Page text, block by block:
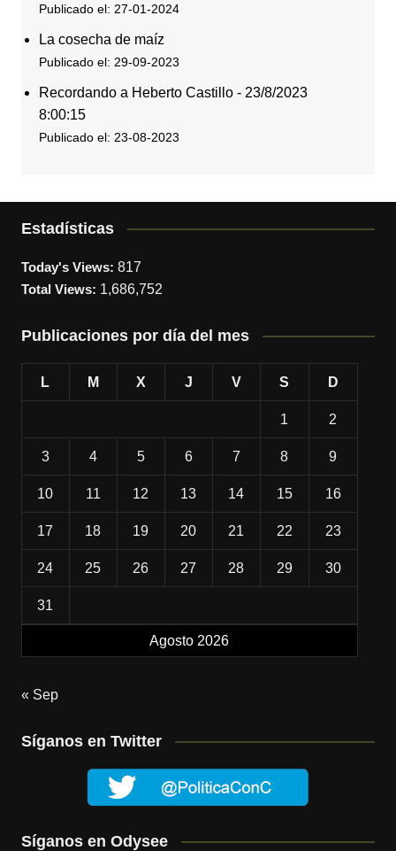
Publicado el: 27-01-2024
La cosecha de maíz
Publicado el: 29-09-2023
Recordando a Heberto Castillo - 23/8/2023
8:00:15
Publicado el: 23-08-2023
Estadísticas
Today's Views: 817
Total Views: 1,686,752
Publicaciones por día del mes
Agosto 2026
L M X J V S D
1 2
3 4 5 6 7 8 9
10 11 12 13 14 15 16
17 18 19 20 21 22 23
24 25 26 27 28 29 30
31
« Sep
Síganos en Twitter
Síganos en Odysee